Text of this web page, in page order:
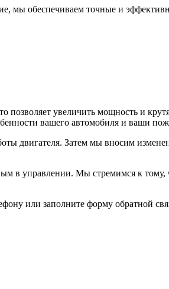
мы обеспечиваем точные и
позволяет увеличить мощность и
вашего автомобиля и ваши
двигателя. Затем мы вносим
в управлении. Мы стремимся к
или заполните форму обратной